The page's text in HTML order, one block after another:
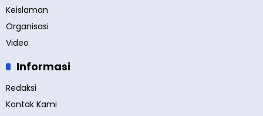
Keislaman
Organisasi
Video
Informasi
Redaksi
Kontak Kami